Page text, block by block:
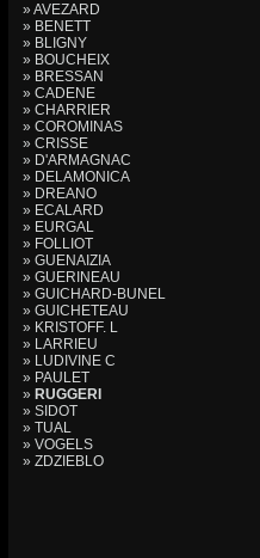
» AVEZARD
» BENETT
» BLIGNY
» BOUCHEIX
» BRESSAN
» CADENE
» CHARRIER
» COROMINAS
» CRISSE
» D'ARMAGNAC
» DELAMONICA
» DREANO
» ECALARD
» EURGAL
» FOLLIOT
» GUENAIZIA
» GUERINEAU
» GUICHARD-BUNEL
» GUICHETEAU
» KRISTOFF. L
» LARRIEU
» LUDIVINE C
» PAULET
» RUGGERI
» SIDOT
» TUAL
» VOGELS
» ZDZIEBLO